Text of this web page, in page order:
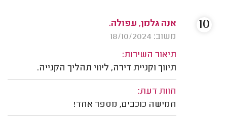
אנה גלמן, עפולה.
משוב: 18/10/2024
תיאור השירות:
תיווך וקניית דירה, ליווי תהליך הקנייה.
חוות דעת:
חמישה כוכבים, מספר אחד!
10